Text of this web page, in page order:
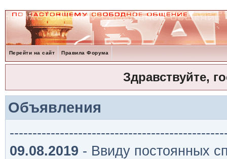
Перейти на сайт Правила Форума
Здравствуйте,
Объявления
09.08.2019 - Ввиду постоянных